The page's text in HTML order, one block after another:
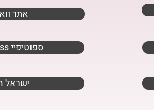
אתר
wellness ספוטיפיי
ישראל